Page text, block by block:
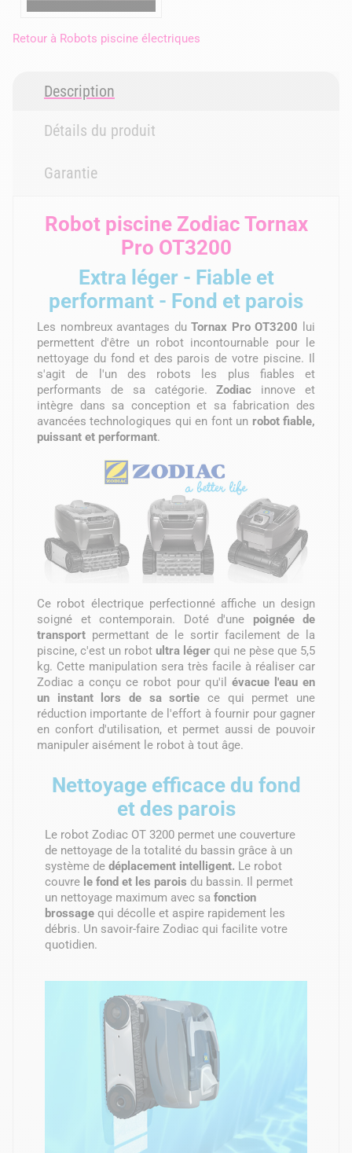
Retour à Robots piscine électriques
Description
Détails du produit
Garantie
Robot piscine Zodiac Tornax
Pro OT3200
Extra léger - Fiable et
performant - Fond et parois
Les nombreux avantages duTornax Pro OT3200 lui
permettent d'être un robot incontournable pour le
nettoyage du fond et des parois de votre piscine. Il
s'agit de l'un des robots les plus fiables et
performants de sa catégorie.Zodiac innove et
intègre dans sa conception et sa fabrication des
avancées technologiques qui en font un robot fiable,
puissant et performant.
Ce robot électrique perfectionné affiche un design
soigné et contemporain. Doté d'une poignée de
transport permettant de le sortir facilement de la
piscine, c'est un robot ultra léger qui ne pèse que 5,5
kg. Cette manipulation sera très facile à réaliser car
Zodiac a conçu ce robot pour qu'il évacue l'eau en
un instant lors de sa sortie ce qui permet une
réduction importante de l'effort à fournir pour gagner
en confort d'utilisation, et permet aussi de pouvoir
manipuler aisément le robot à tout âge.
Nettoyage efficace du fond
et des parois
Le robot Zodiac OT 3200 permet une couverture
de nettoyage de la totalité du bassin grâce à un
système de déplacement intelligent. Le robot
couvre le fond et les parois du bassin. Il permet
un nettoyage maximum avec sa fonction
brossage qui décolle et aspire rapidement les
débris. Un savoir-faire Zodiac qui facilite votre
quotidien.